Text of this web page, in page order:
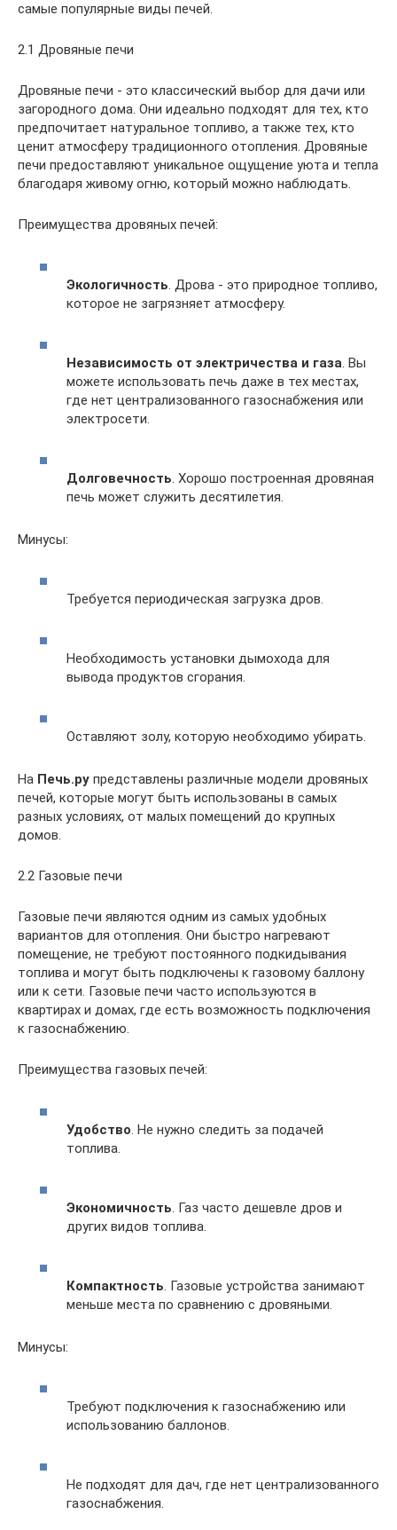
самые популярные виды печей.
2.1 Дровяные печи
Дровяные печи - это классический выбор для дачи или
загородного дома. Они идеально подходят для тех, кто
предпочитает натуральное топливо, а также тех, кто
ценит атмосферу традиционного отопления. Дровяные
печи предоставляют уникальное ощущение уюта и тепла
благодаря живому огню, который можно наблюдать.
Преимущества дровяных печей:
Экологичность . Дрова - это природное топливо,
которое не загрязняет атмосферу.
Независимость от электричества и газа . Вы
можете использовать печь даже в тех местах,
где нет централизованного газоснабжения или
электросети.
Долговечность . Хорошо построенная дровяная
печь может служить десятилетия.
Минусы:
Требуется периодическая загрузка дров.
Необходимость установки дымохода для
вывода продуктов сгорания.
Оставляют золу, которую необходимо убирать.
На Печь.ру представлены различные модели дровяных
печей, которые могут быть использованы в самых
разных условиях, от малых помещений до крупных
домов.
2.2 Газовые печи
Газовые печи являются одним из самых удобных
вариантов для отопления. Они быстро нагревают
помещение, не требуют постоянного подкидывания
топлива и могут быть подключены к газовому баллону
или к сети. Газовые печи часто используются в
квартирах и домах, где есть возможность подключения
к газоснабжению.
Преимущества газовых печей:
Удобство . Не нужно следить за подачей
топлива.
Экономичность . Газ часто дешевле дров и
других видов топлива.
Компактность . Газовые устройства занимают
меньше места по сравнению с дровяными.
Минусы:
Требуют подключения к газоснабжению или
использованию баллонов.
Не подходят для дач, где нет централизованного
газоснабжения.